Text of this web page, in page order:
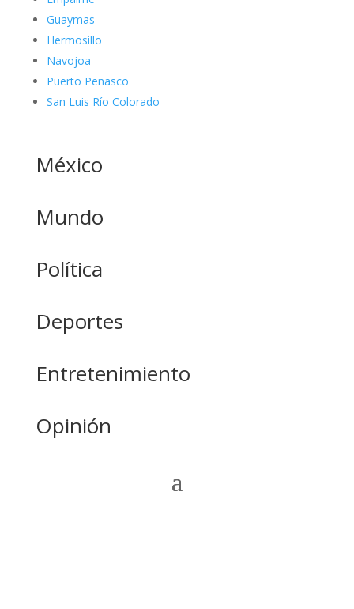
Guaymas
Hermosillo
Navojoa
Puerto Peñasco
San Luis Río Colorado
México
Mundo
Política
Deportes
Entretenimiento
Opinión